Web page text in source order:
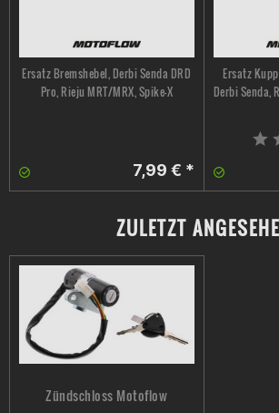
Ersatz Bremshebel, Derbi Senda DRD
Pro, Rieju MRT/MRX, Spike-X
7,99 € *
Ersatz
Derbi Senda,
ZULETZT
Zündschloss Motoflow